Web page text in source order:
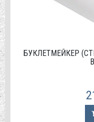
БУКЛЕТМЕЙКЕР